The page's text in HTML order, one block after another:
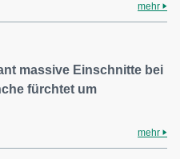
mehr
massive Einschnitte bei
fürchtet um
mehr